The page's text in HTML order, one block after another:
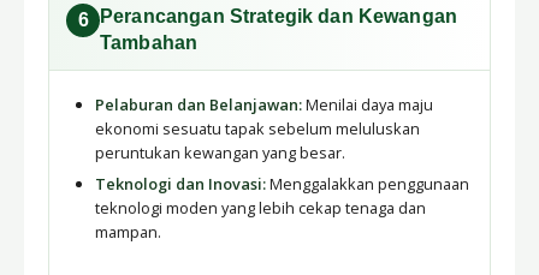
6
Perancangan Strategik dan Kewangan
Tambahan
Pelaburan dan Belanjawan:Menilai daya maju
ekonomi sesuatu tapak sebelum meluluskan
peruntukan kewangan yang besar.
Teknologi dan Inovasi:Menggalakkan penggunaan
teknologi moden yang lebih cekap tenaga dan
mampan.